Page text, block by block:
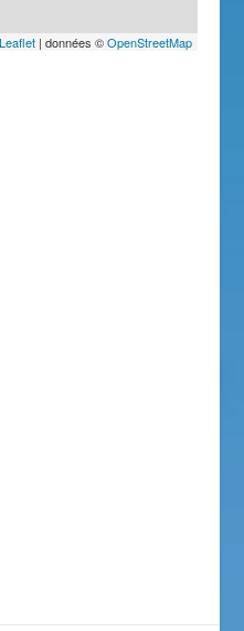
Leaflet| données ©OpenStreetMap